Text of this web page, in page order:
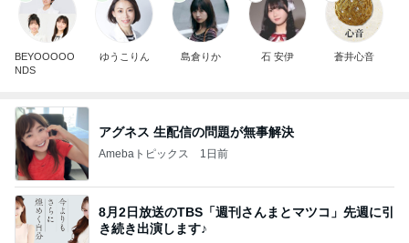
BEYOOOOO
NDS
ゆうこりん 島倉りか 石 安伊 蒼井心音
アグネス 生配信の問題が無事解決
Amebaトピックス 1日前
8月2日放送のTBS「週刊さんまとマツコ」先週に引
き続き出演します♪